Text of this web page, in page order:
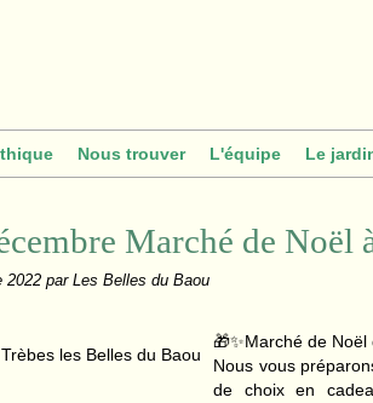
Nous trouver L'équipe Le
Marché de Noël
2022 par Les Belles du Baou
🎁✨Marché de
Nous vous
de choix en